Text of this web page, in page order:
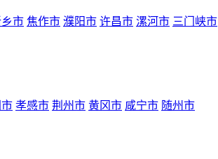
市 焦作市 濮阳市 许昌市 漯河市 三门峡市
孝感市 荆州市 黄冈市 咸宁市 随州市